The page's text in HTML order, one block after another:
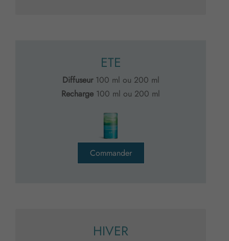
ETE
Diffuseur100 ml ou 200 ml
Recharge 100 ml ou 200 ml
Commander
HIVER